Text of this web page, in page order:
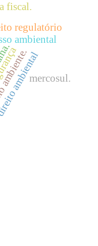
ambiental
regulatório
fiscal.
mercosul.